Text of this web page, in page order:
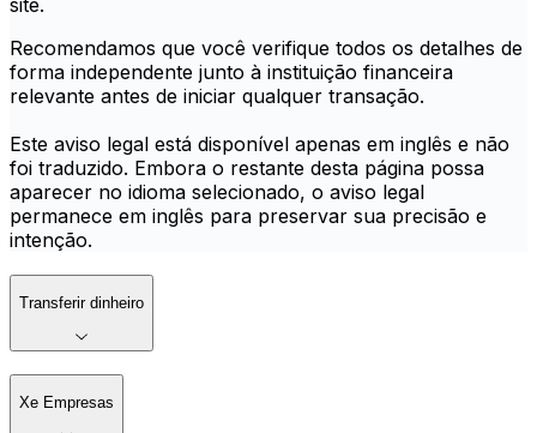
site.
Recomendamos que você verifique todos os detalhes de
forma independente junto à instituição financeira
relevante antes de iniciar qualquer transação.
Este aviso legal está disponível apenas em inglês e não
foi traduzido. Embora o restante desta página possa
aparecer no idioma selecionado, o aviso legal
permanece em inglês para preservar sua precisão e
intenção.
Transferir dinheiro
Xe Empresas